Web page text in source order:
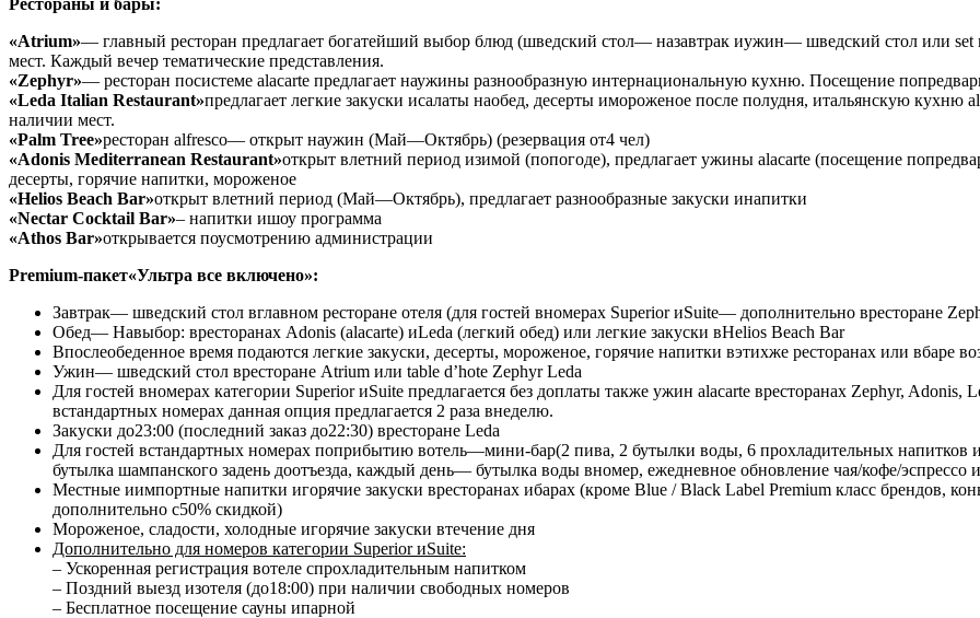
«Atrium»— главный ресторан предлагает богатейший выбор блюд (шведский стол— назавтрак иужин— шведский стол или set
мест. Каждый вечер тематические представления.
«Zephyr»— ресторан посистеме alacarte предлагает наужины разнообразную интернациональную кухню. Посещение
«Leda Italian Restaurant»предлагает легкие закуски исалаты наобед, десерты имороженое после полудня, итальянскую
наличии мест.
«Palm Tree»ресторан alfresco— открыт наужин (Май—Октябрь) (резервация от4 чел)
«Adonis Mediterranean Restaurant»открыт влетний период изимой (попогоде), предлагает ужины alacarte (посещение
десерты, горячие напитки, мороженое
«Helios Beach Bar»открыт влетний период (Май—Октябрь), предлагает разнообразные закуски инапитки
«Nectar Cocktail Bar»– напитки ишоу программа
«Athos Bar»открывается поусмотрению администрации
Premium-пакет«Ультра все включено»:
Завтрак— шведский стол вглавном ресторане отеля (для гостей вномерах Superior иSuite— дополнительно вресторане
Обед— Навыбор: вресторанах Adonis (alacarte) иLeda (легкий обед) или легкие закуски вHelios Beach Bar
Впослеобеденное время подаются легкие закуски, десерты, мороженое, горячие напитки вэтихже ресторанах или вбаре
Ужин— шведский стол вресторане Atrium или table d’hote Zephyr Leda
Для гостей вномерах категории Superior иSuite предлагается без доплаты также ужин alacarte вресторанах Zephyr, Adonis,
встандартных номерах данная опция предлагается 2 раза внеделю.
Закуски до23:00 (последний заказ до22:30) вресторане Leda
Для гостей встандартных номерах поприбытию вотель—мини-бар(2 пива, 2 бутылки воды, 6 прохладительных
бутылка шампанского задень доотъезда, каждый день— бутылка воды вномер, ежедневное обновление чая/кофе/эспрессо
Местные иимпортные напитки игорячие закуски вресторанах ибарах (кроме Blue / Black Label Premium класс брендов,
дополнительно с50% скидкой)
Мороженое, сладости, холодные игорячие закуски втечение дня
Дополнительно для номеров категории Superior иSuite:
– Ускоренная регистрация вотеле спрохладительным напитком
– Поздний выезд изотеля (до18:00) при наличии свободных номеров
– Бесплатное посещение сауны ипарной